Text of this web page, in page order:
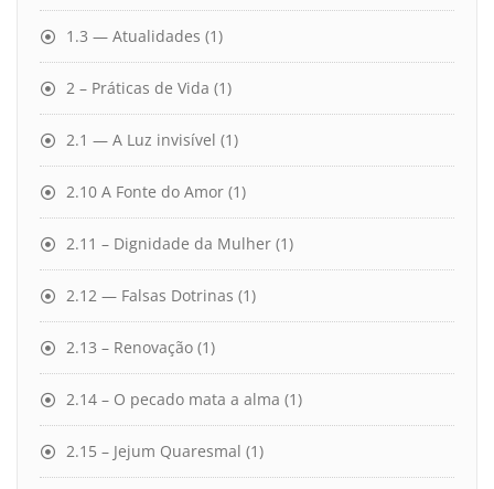
1.3 — Atualidades (1)
2 – Práticas de Vida (1)
2.1 — A Luz invisível (1)
2.10 A Fonte do Amor (1)
2.11 – Dignidade da Mulher (1)
2.12 — Falsas Dotrinas (1)
2.13 – Renovação (1)
2.14 – O pecado mata a alma (1)
2.15 – Jejum Quaresmal (1)